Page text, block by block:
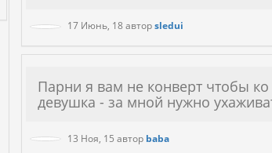
17 Июнь, 18 авторsledui
Парни я вам не конверт чтобы ко
девушка - за мной нужно
13 Ноя, 15 автор baba